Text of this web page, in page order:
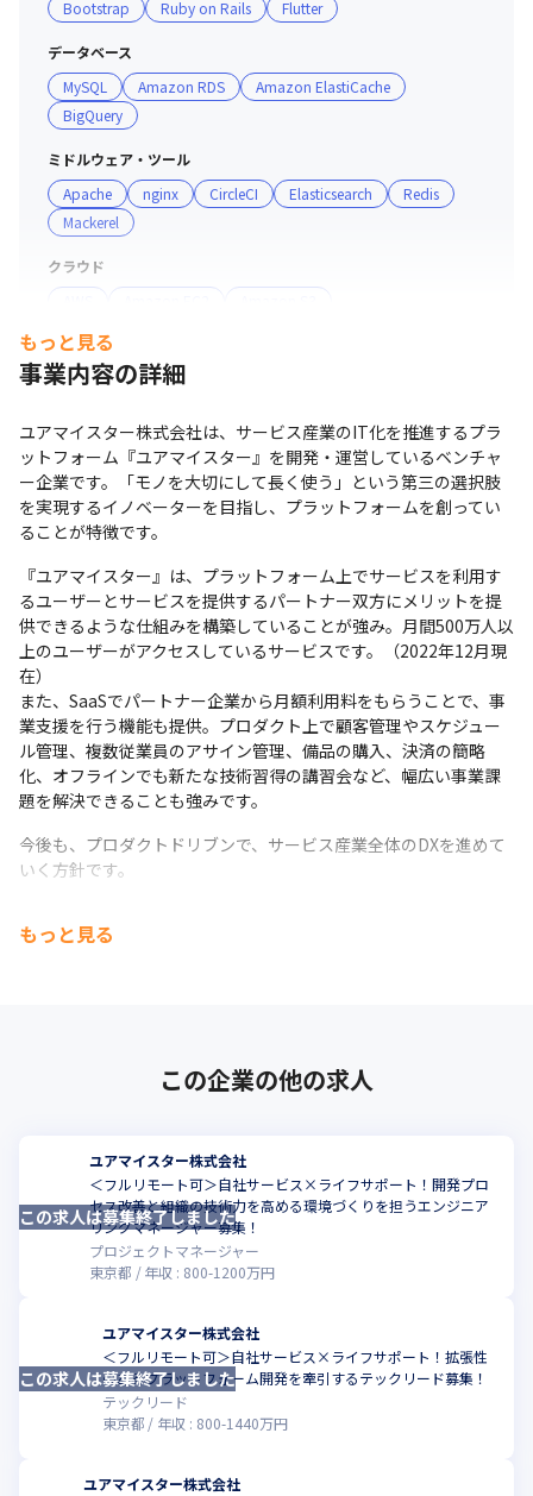
・原則毎月行う1on1はもちろん、日々の相談で自身の成
長を促進することが可能です
・部署間を飛び越えた他チームのリーダーからのFBや技
術顧問との1on1の機会があります
・エンジニアチームではクレドを掲げており、またそれを
実践するエンジニアを評価したいというカルチャーがあり
ます
・裁量労働制ですが、チームでのコミュニケーションがよ
すMTGもあります
・直接顔を見てコミュニケーションをとりたい場合は、オ
フィスに集まることがあります
・一部リモート勤務が可能で、エンジニアメンバーの月の
平均出社日数は1.8日です
■ 開発の特徴
変化に強いシステム/チームを実現するため、新規システ
ム開発から採用技術を変更しはじめています。
・サーバレスアーキテクチャ
インフラコストの最適化を狙い、EC2などの仮想サーバか
らサーバレスアーキテクチャへの切り替えを進めていま
す。
・主要言語フレームワークの変更
PHP、CakePHP、Ruby、Ruby on RailsからVue.js、
TypeScriptへ変更を進めています。
・モジュラーモノリス化
デプロイは1つのまま、モジュールを分けてサービス分割
・会社としてプロダクトドリブンで、サービス産業全体の
Bootstrap Ruby on Rails Flutter
データベース
MySQL
Amazon RDS
Amazon ElastiCache
BigQuery
ミドルウェア・ツール
Apache
nginx CircleCI Elasticsearch
Redis
Mackerel
クラウド
プロジェクト管理
GitHub
Backlog
コミュニケーションツール
Zoom
マーケ・データ分析ツール
Google Optimize
支給PC
希望のPCスペック支給しています。
もっと見る
事業内容の詳細
ユアマイスター株式会社は、サービス産業のIT化を推進するプラ
ットフォーム『ユアマイスター』を開発・運営しているベンチャ
ー企業です。「モノを大切にして長く使う」という第三の選択肢
を実現するイノベーターを目指し、プラットフォームを創ってい
ることが特徴です。
『ユアマイスター』は、プラットフォーム上でサービスを利用す
るユーザーとサービスを提供するパートナー双方にメリットを提
供できるような仕組みを構築していることが強み。月間500万人以
上のユーザーがアクセスしているサービスです。（2022年12月現
在）
また、SaaSでパートナー企業から月額利用料をもらうことで、事
業支援を行う機能も提供。プロダクト上で顧客管理やスケジュー
ル管理、複数従業員のアサイン管理、備品の購入、決済の簡略
化、オフラインでも新たな技術習得の講習会など、幅広い事業課
題を解決できることも強みです。
今後も、プロダクトドリブンで、サービス産業全体のDXを進めて
いく方針です。
もっと見る
この企業の他の求人
ユアマイスター株式会社
＜フルリモート可＞自社サービス×ライフサポート！開発プロ
セス改善と組織の技術力を高める環境づくりを担うエンジニア
リングマネージャー募集！
プロジェクトマネージャー
東京都
年収 : 800-1200万円
この求人は募集終了しました
ユアマイスター株式会社
＜フルリモート可＞自社サービス×ライフサポート！拡張性
のあるプラットフォーム開発を牽引するテックリード募集！
テックリード
東京都
年収 : 800-1440万円
この求人は募集終了しました
ユアマイスター株式会社